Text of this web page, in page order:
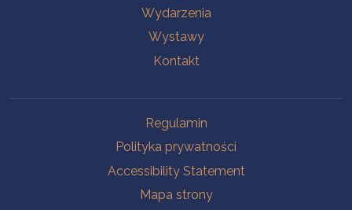
Wydarzenia
Wystawy
Kontakt
Regulamin
Polityka prywatności
Accessibility Statement
Mapa strony